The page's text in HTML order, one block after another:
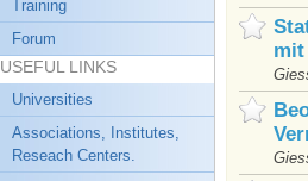
Training
Forum
USEFUL LINKS
Universities
Associations, Institutes,
Reseach Centers.
mit